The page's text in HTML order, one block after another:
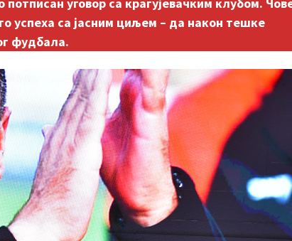
успеха са јасним циљем – да након тешке
фудбала.